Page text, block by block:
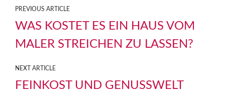
PREVIOUS ARTICLE
WAS KOSTET ES EIN HAUS VOM
MALER STREICHEN ZU LASSEN?
NEXT ARTICLE
FEINKOST UND GENUSSWELT